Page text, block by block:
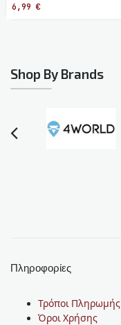
Μπλε
6,99 €
Shop By Brands
Πληροφορίες
Τρόποι Πληρωμής
Όροι Χρήσης